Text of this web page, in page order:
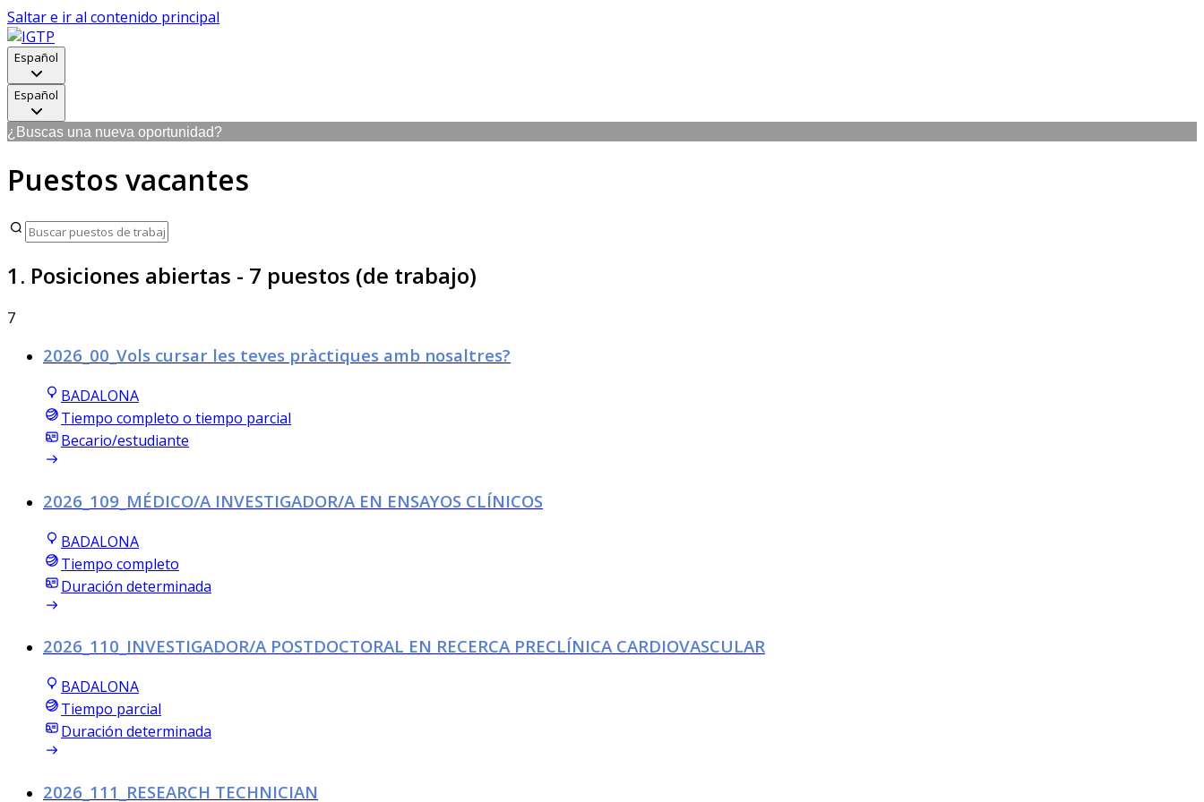
Saltar e ir al contenido principal
Español
Español
¿Buscas una nueva oportunidad?
Puestos vacantes
1. Posiciones abiertas - 7 puestos (de trabajo)
7
2026_00_Vols cursar les teves pràctiques amb nosaltres?
BADALONA
Tiempo completo o tiempo parcial
Becario/estudiante
2026_109_MÉDICO/A INVESTIGADOR/A EN ENSAYOS CLÍNICOS
BADALONA
Tiempo completo
Duración determinada
2026_110_INVESTIGADOR/A POSTDOCTORAL EN RECERCA PRECLÍNICA CARDIOVASCULAR
BADALONA
Tiempo parcial
Duración determinada
2026_111_RESEARCH TECHNICIAN